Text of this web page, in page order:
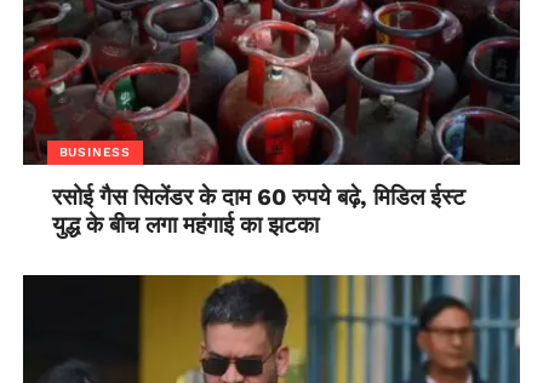
BUSINESS
रसोई गैस सिलेंडर के दाम 60 रुपये बढ़े, मिडिल ईस्ट
युद्ध के बीच लगा महंगाई का झटका